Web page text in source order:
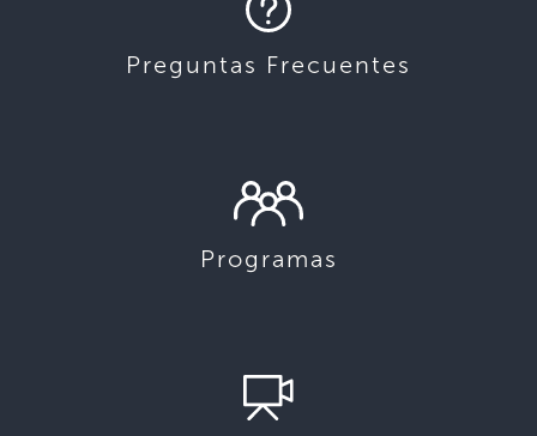
Preguntas Frecuentes
Programas